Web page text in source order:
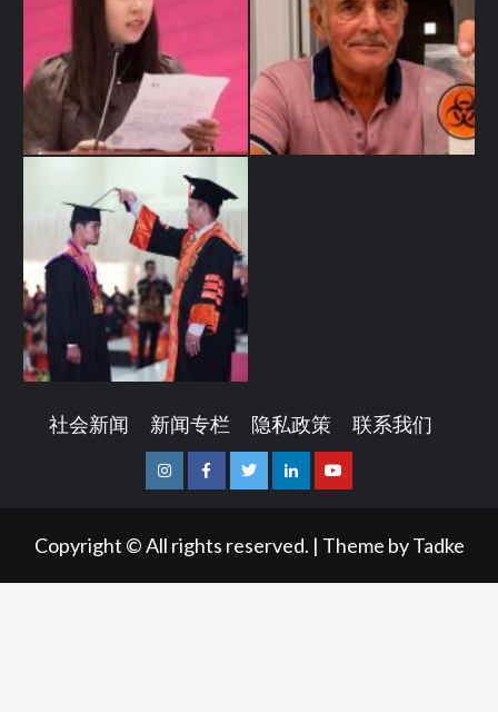
社会新闻 新闻专栏 隐私政策 联系我们
InstagramFacebookTwitterLinkedinYoutube
Copyright © All rights reserved. | Theme byTadke